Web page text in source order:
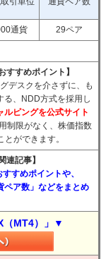
通貨 29ペア
すすめポイント】
デスクを介さずに、も
る、NDD方式を採用し
ピングを公式サイト
制限がなく、株価指数
ができます。
連記事】
すめポイントや、
ペア数」などをまとめ
（MT4）」▼